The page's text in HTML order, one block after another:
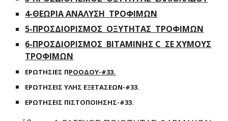
4-ΘΕΩΡΙΑ ΑΝΑΛΥΣΗ ΤΡΟΦΙΜΩΝ
5-ΠΡΟΣΔΙΟΡΙΣΜΟΣ ΟΞΥΤΗΤΑΣ ΤΡΟΦΙΜΩΝ
6-ΠΡΟΣΔΙΟΡΙΣΜΟΣ ΒΙΤΑΜΙΝΗΣ C ΣΕ ΧΥΜΟΥΣ
ΤΡΟΦΙΜΩΝ
ΕΡΩΤΗΣΙΕΣ ΠΡΟΟΔΟΥ-#33.
ΕΡΩΤΗΣΕΙΣ ΥΛΗΣ ΕΞΕΤΑΣΕΩΝ-#33.
ΕΡΩΤΗΣΕΙΣ ΠΙΣΤΟΠΟΙΗΣΗΣ-#33.